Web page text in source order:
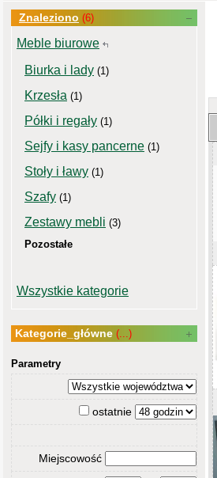
Znaleziono (6)
Meble biurowe
Biurka i lady (1)
Krzesła (1)
Półki i regały (1)
Sejfy i kasy pancerne (1)
Stoły i ławy (1)
Szafy (1)
Zestawy mebli (3)
Pozostałe
Wszystkie kategorie
Kategorie_główne (...)
Parametry
ostatnie
Miejscowość